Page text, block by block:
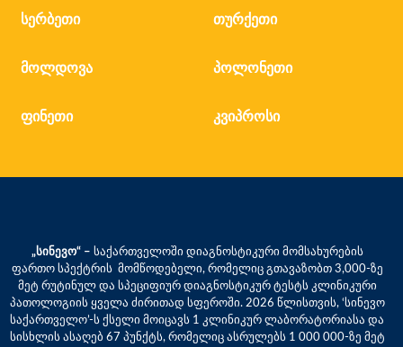
სერბეთი თურქეთი
მოლდოვა პოლონეთი
ფინეთი კვიპროსი
„სინევო“ – საქართველოში დიაგნოსტიკური მომსახურების
ფართო სპექტრის მომწოდებელი, რომელიც გთავაზობთ 3,000-ზე
მეტ რუტინულ და სპეციფიურ დიაგნოსტიკურ ტესტს კლინიკური
პათოლოგიის ყველა ძირითად სფეროში. 2026 წლისთვის, ‘სინევო
საქართველო’-ს ქსელი მოიცავს 1 კლინიკურ ლაბორატორიასა და
სისხლის ასაღებ 67 პუნქტს, რომელიც ასრულებს 1 000 000-ზე მეტ